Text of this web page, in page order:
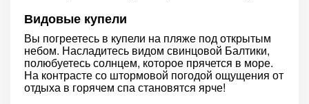
Видовые купели
Вы погреетесь в купели на пляже под открытым
небом. Насладитесь видом свинцовой Балтики,
полюбуетесь солнцем, которое прячется в море.
На контрасте со штормовой погодой ощущения от
отдыха в горячем спа становятся ярче!